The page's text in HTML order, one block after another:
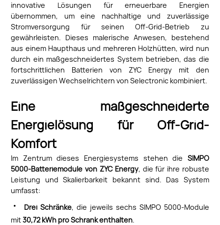
innovative Lösungen für erneuerbare Energien
übernommen, um eine nachhaltige und zuverlässige
Stromversorgung für seinen Off-Grid-Betrieb zu
gewährleisten. Dieses malerische Anwesen, bestehend
aus einem Haupthaus und mehreren Holzhütten, wird nun
durch ein maßgeschneidertes System betrieben, das die
fortschrittlichen Batterien von ZYC Energy mit den
zuverlässigen Wechselrichtern von Selectronic kombiniert.
Eine maßgeschneiderte
Energielösung für Off-Grid-
Komfort
Im Zentrum dieses Energiesystems stehen die SIMPO
5000-Batteriemodule von ZYC Energy, die für ihre robuste
Leistung und Skalierbarkeit bekannt sind. Das System
umfasst:
· Drei Schränke, die jeweils sechs SIMPO 5000-Module
mit30,72 kWh pro Schrank enthalten.